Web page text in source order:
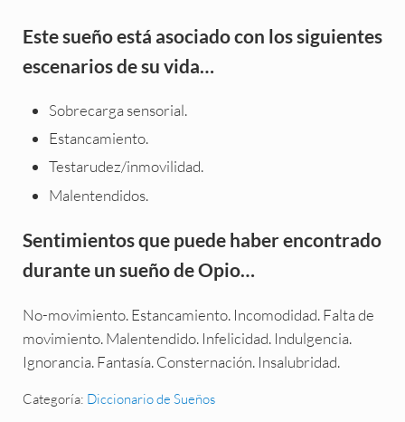
Este sueño está asociado con los siguientes
escenarios de su vida…
Sobrecarga sensorial.
Estancamiento.
Testarudez/inmovilidad.
Malentendidos.
Sentimientos que puede haber encontrado
durante un sueño de Opio…
No-movimiento. Estancamiento. Incomodidad. Falta de
movimiento. Malentendido. Infelicidad. Indulgencia.
Ignorancia. Fantasía. Consternación. Insalubridad.
Categoría: Diccionario de Sueños